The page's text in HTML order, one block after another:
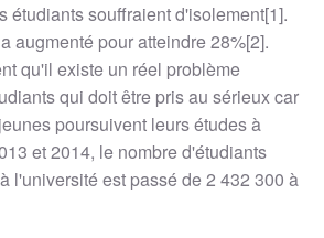
étudiants souffraient d'isolement[1].
augmenté pour atteindre 28%[2].
qu'il existe un réel problème
qui doit être pris au sérieux car
poursuivent leurs études à
et 2014, le nombre d'étudiants
l'université est passé de 2 432 300 à